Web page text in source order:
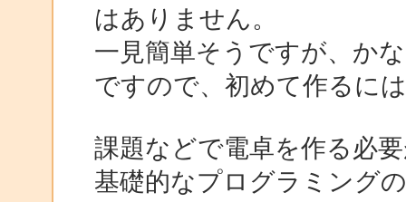
はありません。
一見簡単そうですが、か
ですので、初めて作るに
課題などで電卓を作る必
基礎的なプログラミング